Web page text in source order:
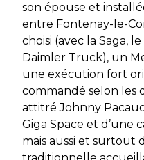
son épouse et
entre Fontenay-le-
choisi (avec la Saga,
Daimler Truck), un
une exécution fort
commandé selon les
attitré Johnny
Giga Space et d’une
mais aussi et surtout